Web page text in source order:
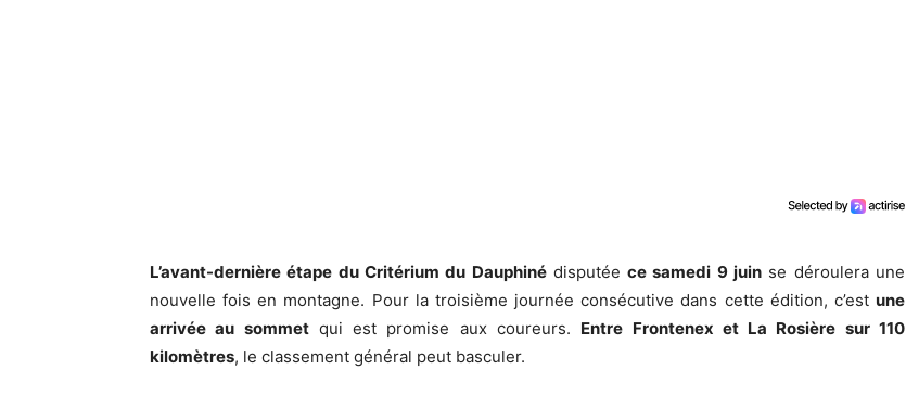
L’avant-dernière étape du Critérium du Dauphinédisputéece samedi 9 juin se déroulera une
nouvelle fois en montagne. Pour la troisième journée consécutive dans cette édition, c’est une
arrivée au sommetqui est promise aux coureurs. Entre Frontenex et La Rosière sur 110
kilomètres, le classement général peut basculer.